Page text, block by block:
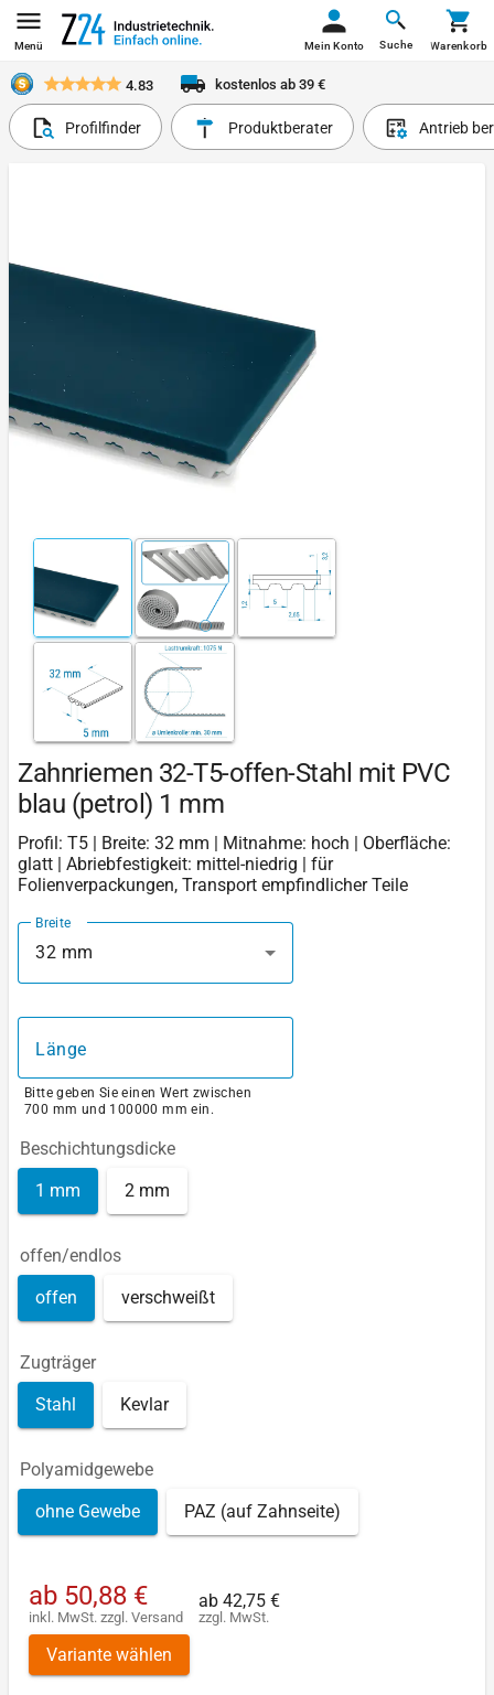
Menü Suche
Mein Konto Warenkorb
4.83 kostenlos ab 39 €
Profilfinder Produktberater Antrieb
Zahnriemen 32-T5-offen-Stahl mit PVC
blau (petrol) 1 mm
Profil: T5 | Breite: 32 mm | Mitnahme: hoch | Oberfläche:
glatt | Abriebfestigkeit: mittel-niedrig | für
Folienverpackungen, Transport empfindlicher Teile
Breite
32 mm
Länge
Bitte geben Sie einen Wert zwischen
700 mm und 100000 mm ein.
Beschichtungsdicke
1 mm 2 mm
offen/endlos
offen verschweißt
Zugträger
Stahl Kevlar
Polyamidgewebe
ohne Gewebe PAZ (auf Zahnseite)
ab 50,88 €
inkl. MwSt. zzgl. Versand
ab 42,75 €
zzgl. MwSt.
Variante wählen